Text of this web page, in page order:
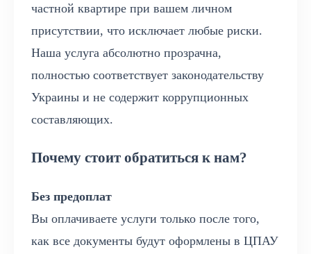
частной квартире при вашем личном
присутствии, что исключает любые риски.
Наша услуга абсолютно прозрачна,
полностью соответствует законодательству
Украины и не содержит коррупционных
составляющих.
Почему стоит обратиться к нам?
Без предоплат
Вы оплачиваете услуги только после того,
как все документы будут оформлены в ЦПАУ